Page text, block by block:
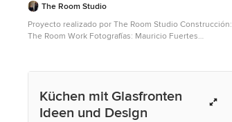
The Room Studio
Proyecto realizado por The Room Studio Construcción:
The Room Work Fotografías: Mauricio Fuertes
Marmor-Arbeitsplatte, Küchenrückwand in Metallic,
Edelstahl, Keramikboden, Kücheninsel, buntem Boden
und beiger Arbeitsplatte in Barcelona
Küchen mit Glasfronten
Ideen und Design